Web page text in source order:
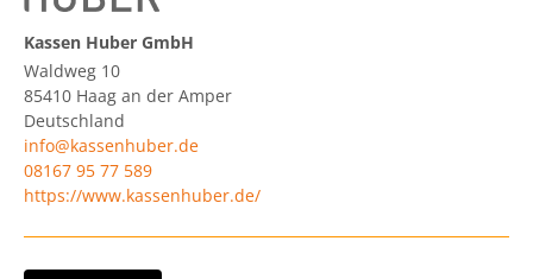
Kassen Huber GmbH
Waldweg 10
85410 Haag an der Amper
Deutschland
info@kassenhuber.de
08167 95 77 589
https://www.kassenhuber.de/